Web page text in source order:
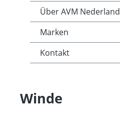
Über AVM Nederland
Marken
Kontakt
Winde